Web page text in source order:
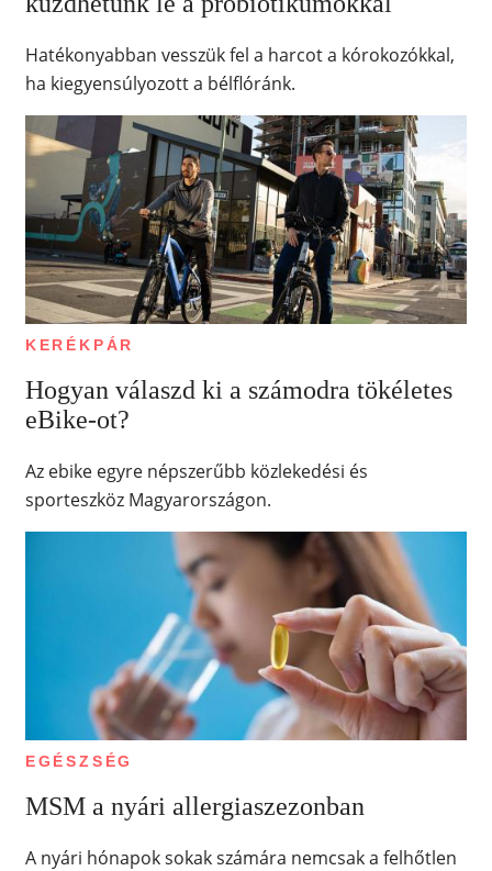
Hatékonyabban vesszük fel a harcot a kórokozókkal,
ha kiegyensúlyozott a bélflóránk.
KERÉKPÁR
Hogyan válaszd ki a számodra tökéletes
eBike-ot?
Az ebike egyre népszerűbb közlekedési és
sporteszköz Magyarországon.
EGÉSZSÉG
MSM a nyári allergiaszezonban
A nyári hónapok sokak számára nemcsak a felhőtlen